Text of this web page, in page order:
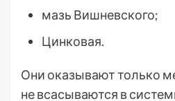
мазь Вишневского;
Цинковая.
Они оказывают только
не всасываются в